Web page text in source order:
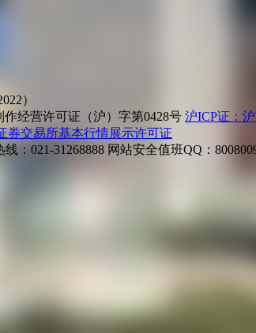
）
作经营许可证（沪）字第0428号 沪ICP证：
券交易所基本行情展示许可证
：021-31268888 网站安全值班QQ：